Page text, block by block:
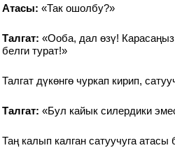
Атасы: «Так ошолбу?»
Талгат: «Ооба, дал өзү!
белги турат!»
Талгат дүкөнгө чуркап кирип,
Талгат: «Бул кайык силердики
Таң калып калган сатуучуга